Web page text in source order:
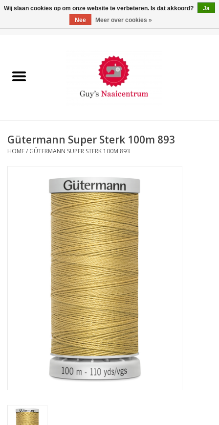
Machines
Opbergsystemen
Hobby/Knutselen
Breien en haken
Sale / Coupons
Gütermann Super Sterk 100m 893
HOME/ GÜTERMANN SUPER STERK 100M 893
Wij slaan cookies op om onze website te verbeteren. Is dat akkoord?
Ja
Nee
Meer over cookies »